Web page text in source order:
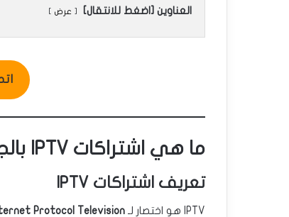
العناوين [اضغط للانتقال] عرض
ما هي اشتراكات IPTV بالجملة ولماذا هي مربحة؟
تعريف اشتراكات IPTV
IPTV هو اختصار لـ Protocol Television